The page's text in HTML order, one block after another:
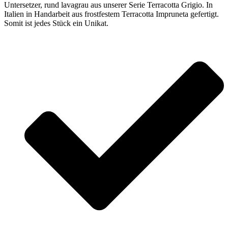
Untersetzer, rund lavagrau aus unserer Serie Terracotta Grigio. In
Italien in Handarbeit aus frostfestem Terracotta Impruneta gefertigt.
Somit ist jedes Stück ein Unikat.